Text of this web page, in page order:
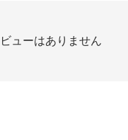
ューはありません